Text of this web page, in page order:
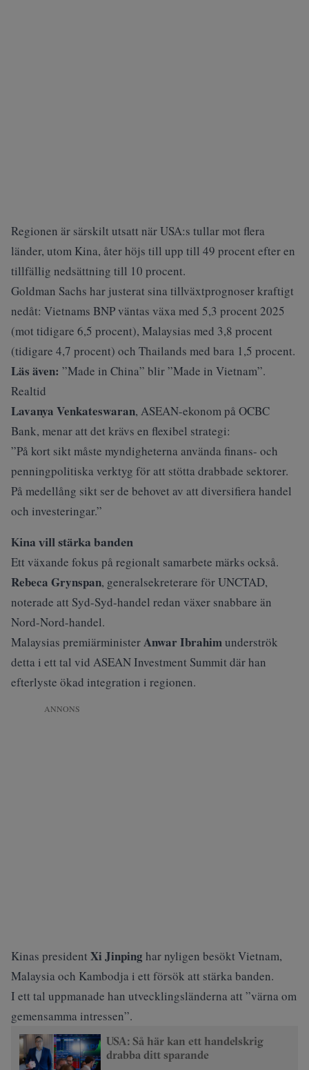
Regionen är särskilt utsatt när USA:s tullar mot flera
länder, utom Kina, åter höjs till upp till 49 procent efter en
tillfällig nedsättning till 10 procent.
Goldman Sachs har justerat sina tillväxtprognoser kraftigt
nedåt: Vietnams BNP väntas växa med 5,3 procent 2025
(mot tidigare 6,5 procent), Malaysias med 3,8 procent
(tidigare 4,7 procent) och Thailands med bara 1,5 procent.
Läs även: ”Made in China” blir ”Made in Vietnam”.
Realtid
Lavanya Venkateswaran, ASEAN-ekonom på OCBC
Bank, menar att det krävs en flexibel strategi:
”På kort sikt måste myndigheterna använda finans- och
penningpolitiska verktyg för att stötta drabbade sektorer.
På medellång sikt ser de behovet av att diversifiera handel
och investeringar.”
Kina vill stärka banden
Ett växande fokus på regionalt samarbete märks också.
Rebeca Grynspan, generalsekreterare för UNCTAD,
noterade att Syd-Syd-handel redan växer snabbare än
Nord-Nord-handel.
Malaysias premiärministerAnwar Ibrahimunderströk
detta i ett tal vid ASEAN Investment Summit där han
efterlyste ökad integration i regionen.
ANNONS
Kinas president Xi Jinping har nyligen besökt Vietnam,
Malaysia och Kambodja i ett försök att stärka banden.
I ett tal uppmanade han utvecklingsländerna att ”värna om
gemensamma intressen”.
USA: Så här kan ett handelskrig
drabba ditt sparande